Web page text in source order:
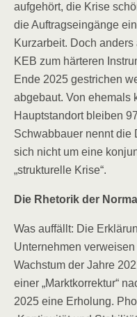
aufgehört, die Krise
die Auftragseingänge
Kurzarbeit. Doch
KEB zum härteren
Ende 2025 gestrichen
abgebaut. Von ehemals
Hauptstandort bleiben
Schwabbauer nennt die
sich nicht um eine
„strukturelle Krise“.
Die Rhetorik der
Was auffällt: Die
Unternehmen
Wachstum der Jahre
einer „Marktkorrektur“
2025 eine Erholung.